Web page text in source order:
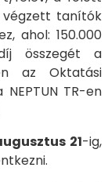
végzett tanítók
ahol: 150.000
összegét a
az Oktatási
TR-en
21-ig,